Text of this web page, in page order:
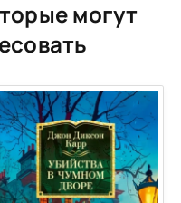
могут